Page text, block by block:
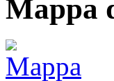
Mappa